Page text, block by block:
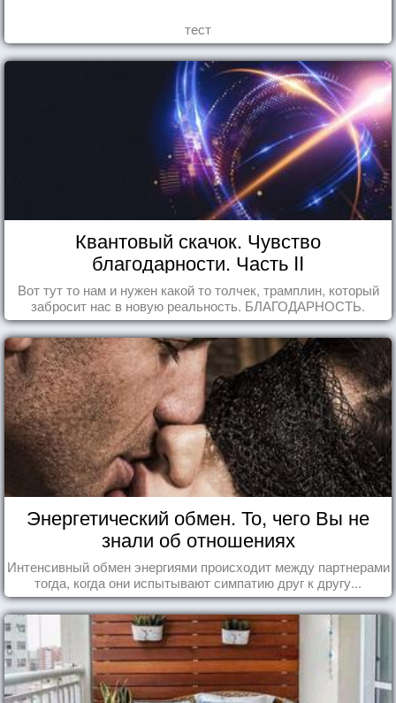
тест
Квантовый скачок. Чувство
благодарности. Часть II
Вот тут то нам и нужен какой то толчек, трамплин, который
забросит нас в новую реальность. БЛАГОДАРНОСТЬ.
Энергетический обмен. То, чего Вы не
знали об отношениях
Интенсивный обмен энергиями происходит между партнерами
тогда, когда они испытывают симпатию друг к другу...